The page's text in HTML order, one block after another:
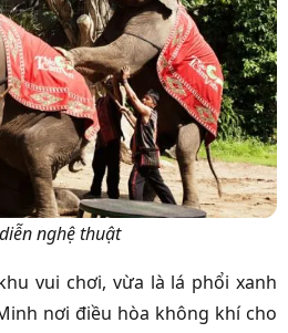
nghệ thuật
vui chơi, vừa là lá phổi xanh
nơi điều hòa không khí cho